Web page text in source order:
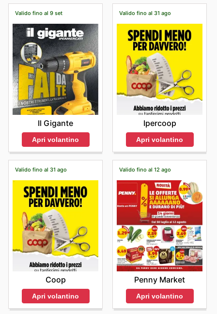
Valido fino al 9 set
Il Gigante
Apri volantino
Valido fino al 31 ago
Ipercoop
Apri volantino
Valido fino al 31 ago
Coop
Apri volantino
Valido fino al 12 ago
Penny Market
Apri volantino